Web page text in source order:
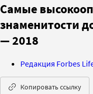
Самые
знаменитости
— 2018
Редакция Forbes
Копировать ссылку